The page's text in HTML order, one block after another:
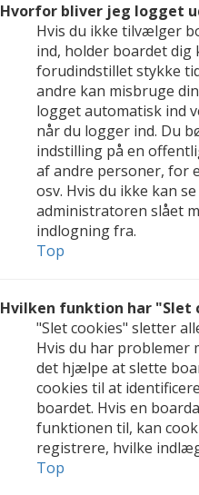
Hvorfor bliver jeg logget
Hvis du ikke tilvælger
ind, holder boardet dig
forudindstillet stykke
andre kan misbruge
logget automatisk ind
når du logger ind. Du
indstilling på en
af andre personer, for
osv. Hvis du ikke kan
administratoren slået
indlogning fra.
Top
Hvilken funktion har "Slet
"Slet cookies" sletter
Hvis du har problemer
det hjælpe at slette
cookies til at
boardet. Hvis en
funktionen til, kan
registrere, hvilke
Top